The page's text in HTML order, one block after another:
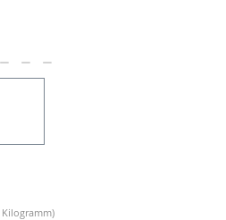
Kilogramm)